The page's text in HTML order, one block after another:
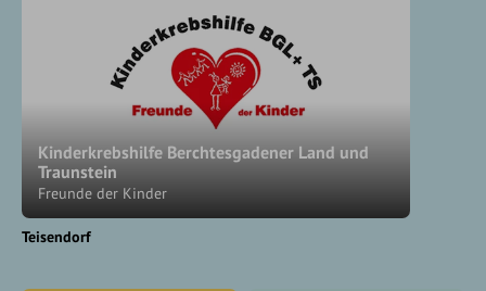
Kinderkrebshilfe Berchtesgadener Land und
Traunstein
Freunde der Kinder
Teisendorf